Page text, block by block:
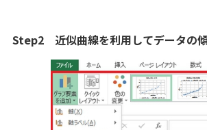
Step2 近似曲線を利用してデータの